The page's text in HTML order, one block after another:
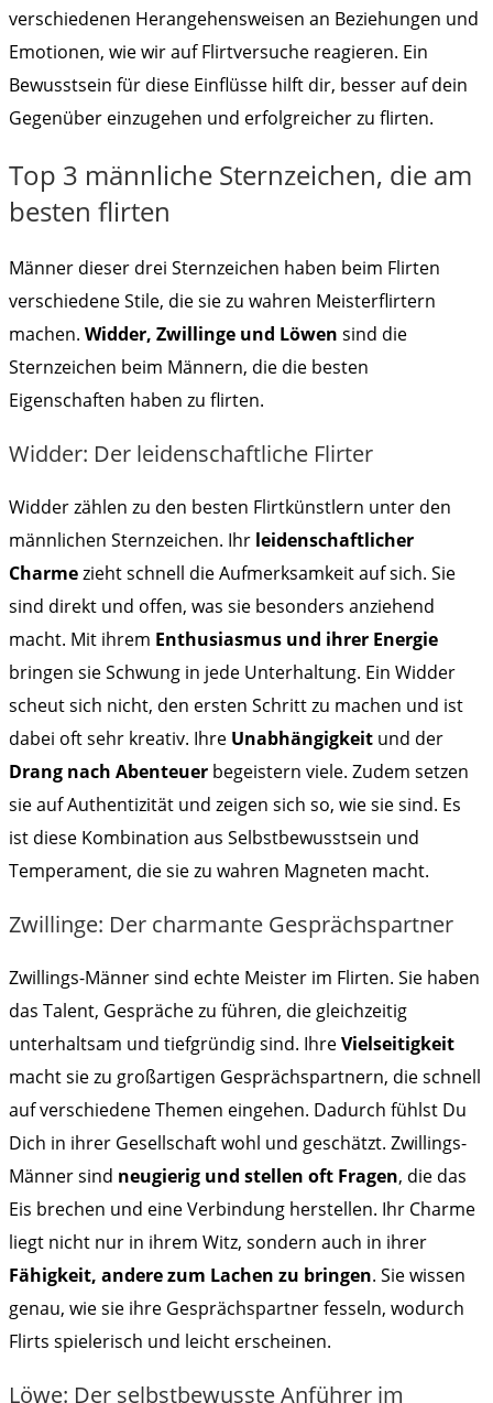
verschiedenen Herangehensweisen an Beziehungen und
Emotionen, wie wir auf Flirtversuche reagieren. Ein
Bewusstsein für diese Einflüsse hilft dir, besser auf dein
Gegenüber einzugehen und erfolgreicher zu flirten.
Top 3 männliche Sternzeichen, die am
besten flirten
Männer dieser drei Sternzeichen haben beim Flirten
verschiedene Stile, die sie zu wahren Meisterflirtern
machen. Widder, Zwillinge und Löwen sind die
Sternzeichen beim Männern, die die besten
Eigenschaften haben zu flirten.
Widder: Der leidenschaftliche Flirter
Widder zählen zu den besten Flirtkünstlern unter den
männlichen Sternzeichen. Ihr leidenschaftlicher
Charmezieht schnell die Aufmerksamkeit auf sich. Sie
sind direkt und offen, was sie besonders anziehend
macht. Mit ihrem Enthusiasmus und ihrer Energie
bringen sie Schwung in jede Unterhaltung. Ein Widder
scheut sich nicht, den ersten Schritt zu machen und ist
dabei oft sehr kreativ. Ihre Unabhängigkeit und der
Drang nach Abenteuer begeistern viele. Zudem setzen
sie auf Authentizität und zeigen sich so, wie sie sind. Es
ist diese Kombination aus Selbstbewusstsein und
Temperament, die sie zu wahren Magneten macht.
Zwillinge: Der charmante Gesprächspartner
Zwillings-Männer sind echte Meister im Flirten. Sie haben
das Talent, Gespräche zu führen, die gleichzeitig
unterhaltsam und tiefgründig sind. IhreVielseitigkeit
macht sie zu großartigen Gesprächspartnern, die schnell
auf verschiedene Themen eingehen. Dadurch fühlst Du
Dich in ihrer Gesellschaft wohl und geschätzt. Zwillings-
Männer sind neugierig und stellen oft Fragen, die das
Eis brechen und eine Verbindung herstellen. Ihr Charme
liegt nicht nur in ihrem Witz, sondern auch in ihrer
Fähigkeit, andere zum Lachen zu bringen. Sie wissen
genau, wie sie ihre Gesprächspartner fesseln, wodurch
Flirts spielerisch und leicht erscheinen.
Löwe: Der selbstbewusste Anführer im